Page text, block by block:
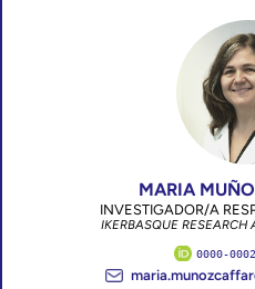
MARIA
INVESTIGADOR/A
IKERBASQUE RESEARCH
0000-